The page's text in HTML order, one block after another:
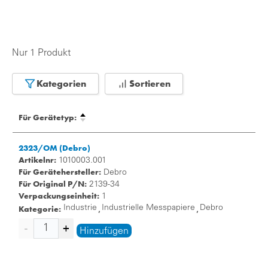
Nur 1 Produkt
Kategorien Sortieren
Für Gerätetyp:
2323/OM (Debro)
Artikelnr: 1010003.001
Für Gerätehersteller: Debro
Für Original P/N: 2139-34
Verpackungseinheit: 1
Kategorie: Industrie , Industrielle Messpapiere , Debro
Hinzufügen